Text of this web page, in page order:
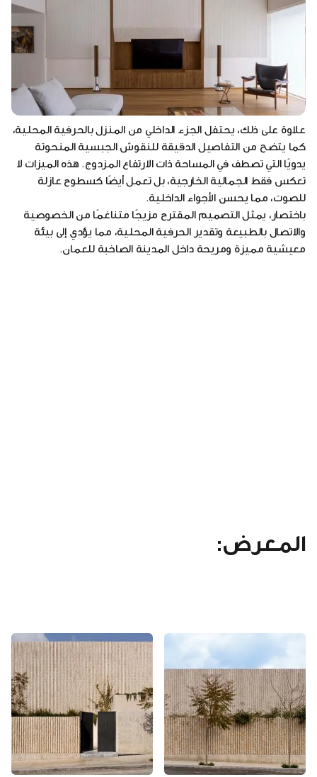
علاوة على ذلك، يحتفل الجزء الداخلي من المنزل بالحرفية المحلية،
كما يتضح من التفاصيل الدقيقة للنقوش الجبسية المنحوتة
يدويًا التي تصطف في المساحة ذات الارتفاع المزدوج. هذه الميزات لا
تعكس فقط الجمالية الخارجية، بل تعمل أيضًا كسطوح عازلة
للصوت، مما يحسن الأجواء الداخلية.
باختصار، يمثل التصميم المقترح مزيجًا متناغمًا من الخصوصية
والاتصال بالطبيعة وتقدير الحرفية المحلية، مما يؤدي إلى بيئة
معيشية مميزة ومريحة داخل المدينة الصاخبة للعمان.
المعرض: